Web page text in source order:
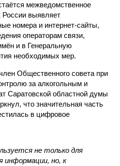
межведомственное
России выявляет
номера и интернет-сайты,
операторам связи,
и в Генеральную
необходимых мер.
Общественного совета при
за алкогольным и
Саратовской областной думы
что значительная часть
в цифровое
не только для
информации, но, к